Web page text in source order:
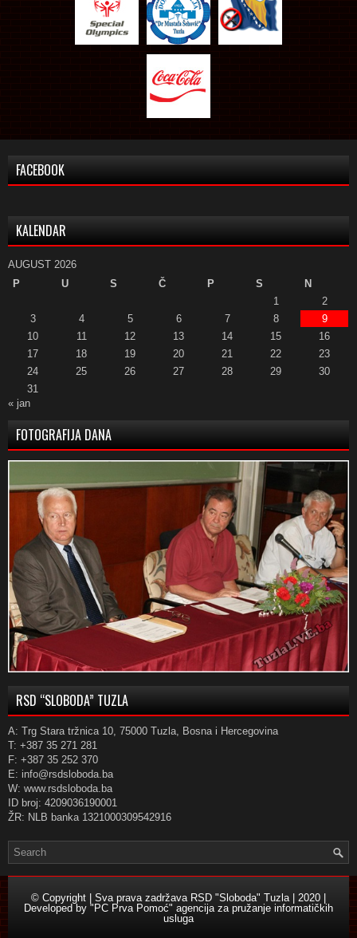
FACEBOOK
KALENDAR
AUGUST 2026
P
U S Č P S
N
1
2
3
4 5 6 7 8
9
10
11 12 13 14 15
16
17
18 19 20 21 22
23
24
25 26 27 28 29
30
31
« jan
FOTOGRAFIJA DANA
RSD “SLOBODA” TUZLA
A: Trg Stara tržnica 10, 75000 Tuzla, Bosna i Hercegovina
T: +387 35 271 281
F: +387 35 252 370
E: info@rsdsloboda.ba
W: www.rsdsloboda.ba
ID broj: 4209036190001
ŽR: NLB banka 1321000309542916
© Copyright | Sva prava zadržava RSD "Sloboda" Tuzla | 2020 |
Developed by "PC Prva Pomoć" agencija za pružanje informatičkih
usluga